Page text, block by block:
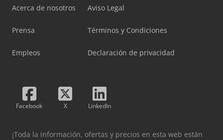
Acerca de nosotros
Prensa
Empleos
Aviso Legal
Términos y Condiciones
Declaración de privacidad
Facebook X LinkedIn
¡Toda la información, ofertas y precios en esta web están